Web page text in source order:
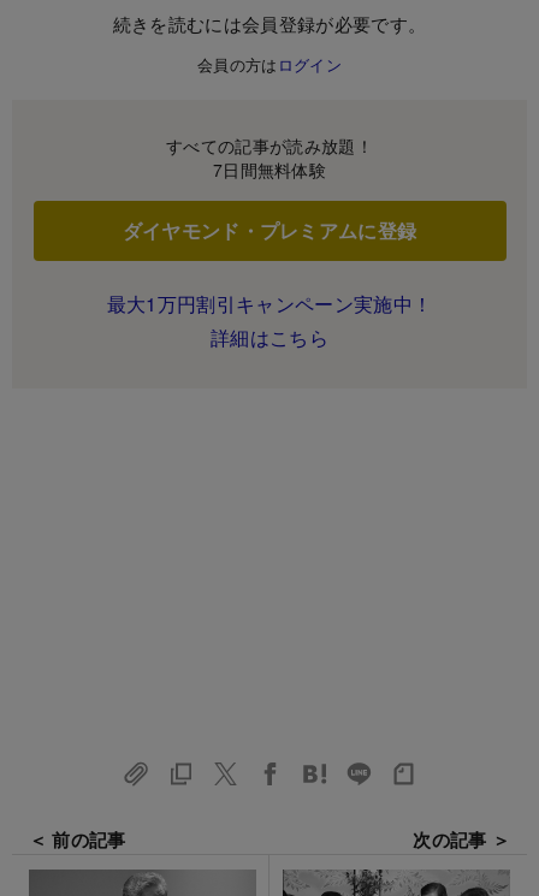
続きを読むには会員登録が必要です。
会員の方は ログイン
すべての記事が読み放題！
7日間無料体験
ダイヤモンド・プレミアムに登録
最大1万円割引キャンペーン実施中！
詳細はこちら
＜ 前の記事 次の記事 ＞